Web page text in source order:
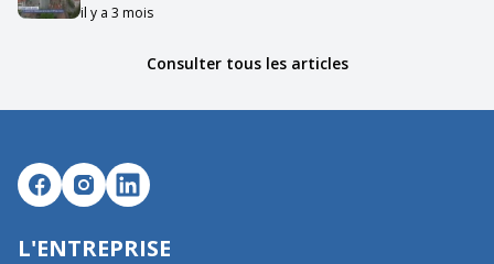
il y a 3 mois
Consulter tous les articles
L'ENTREPRISE